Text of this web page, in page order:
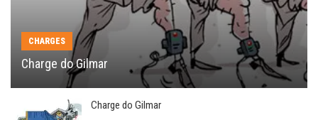
CHARGES
Charge do Gilmar
Charge do Gilmar